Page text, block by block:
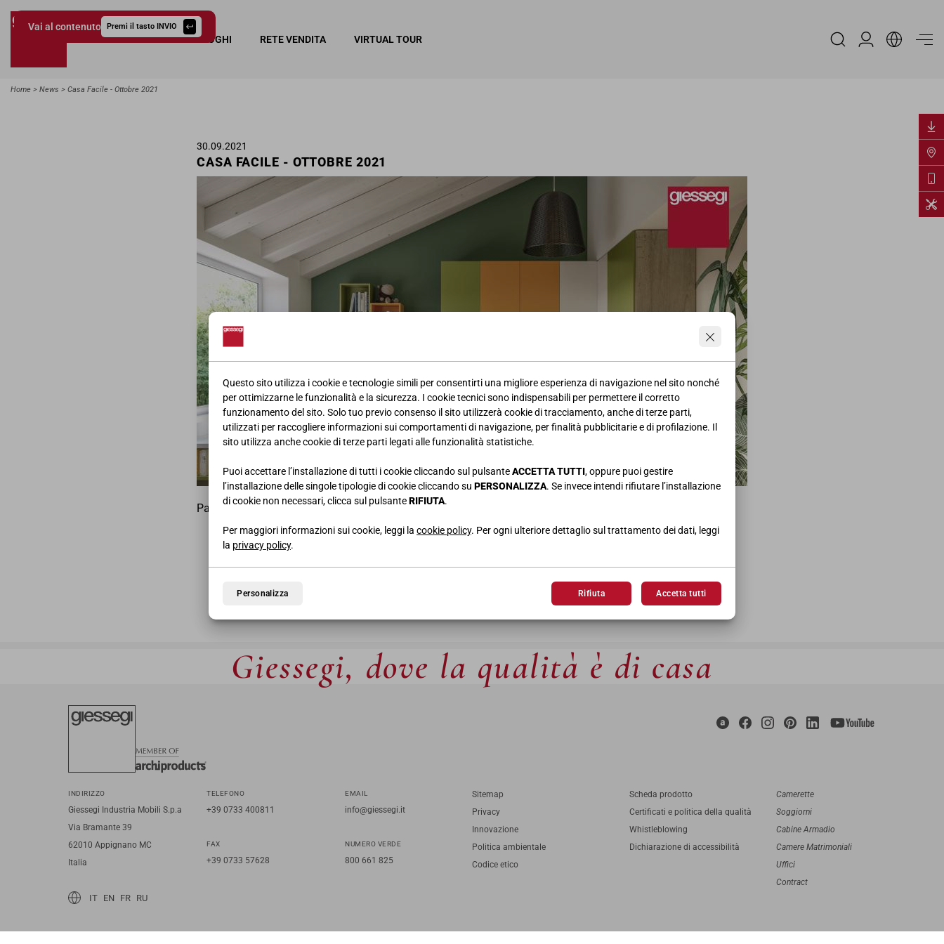
Questo sito utilizza i cookie e tecnologie simili per consentirti una migliore esperienza di navigazione nel sito nonché
per ottimizzarne le funzionalità e la sicurezza. I cookie tecnici sono indispensabili per permettere il corretto
funzionamento del sito. Solo tuo previo consenso il sito utilizzerà cookie di tracciamento, anche di terze parti,
utilizzati per raccogliere informazioni sui comportamenti di navigazione, per finalità pubblicitarie e di profilazione. Il
sito utilizza anche cookie di terze parti legati alle funzionalità statistiche.
Puoi accettare l’installazione di tutti i cookie cliccando sul pulsanteACCETTA TUTTI, oppure puoi gestire
l’installazione delle singole tipologie di cookie cliccando su PERSONALIZZA. Se invece intendi rifiutare l’installazione
di cookie non necessari, clicca sul pulsanteRIFIUTA.
Per maggiori informazioni sui cookie, leggi la cookie policy. Per ogni ulteriore dettaglio sul trattamento dei dati, leggi
la privacy policy.
Personalizza Rifiuta Accetta tutti
Vai al contenuto Premi il tasto INVIO
COLLEZIONI CATALOGHI RETE VENDITA VIRTUAL TOUR
Area Riservata
Home News Casa Facile - Ottobre 2021
30.09.2021
CASA FACILE - OTTOBRE 2021
Pagina pubblicitaria delle camerette Giessegi nella rivista Casa Facile per il mese di Ottobre.
Giessegi, dove la qualità è di casa
INDIRIZZO
Giessegi Industria Mobili S.p.a
Via Bramante 39
62010 Appignano MC
Italia
TELEFONO
+39 0733 400811
FAX
+39 0733 57628
EMAIL
info@giessegi.it
NUMERO VERDE
800 661 825
Sitemap
Privacy
Innovazione
Politica ambientale
Codice etico
Scheda prodotto
Certificati e politica della qualità
Whistleblowing
Dichiarazione di accessibilità
Camerette
Soggiorni
Cabine Armadio
Camere Matrimoniali
Uffici
Contract
IT EN FR RU